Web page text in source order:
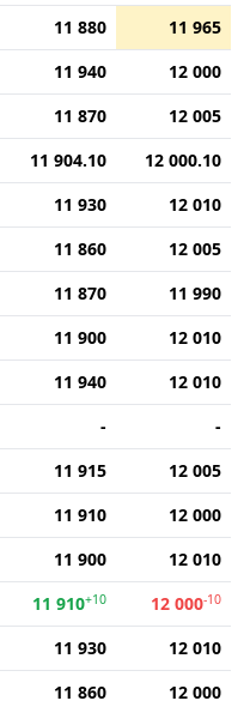
11 880
11 965
11 940
12 000
11 870
12 005
11 904.10
12 000.10
11 930
12 010
11 860
12 005
11 870
11 990
11 900
12 010
11 940
12 010
-
-
11 915
12 005
11 910
12 000
11 900
12 010
11 910+10 12 000-10
11 930
12 010
11 860
12 000